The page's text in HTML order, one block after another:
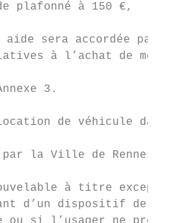
plafonné à 150 €,
sera accordée par
à l’achat de
3.
de véhicule
la Ville de Rennes
à titre
d’un dispositif de